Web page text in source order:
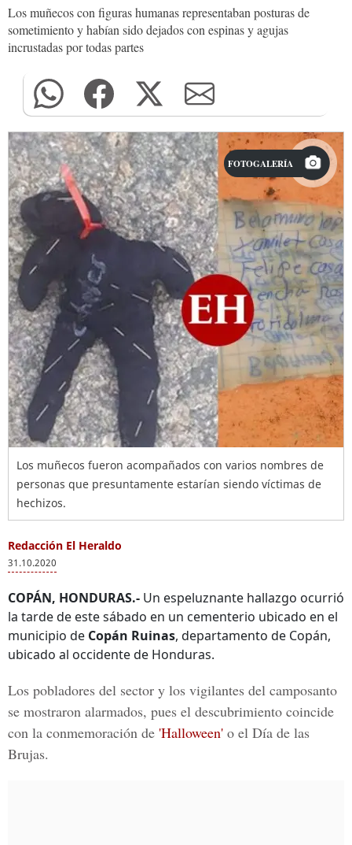
Los muñecos con figuras humanas representaban posturas de
sometimiento y habían sido dejados con espinas y agujas
incrustadas por todas partes
FOTOGALERÍA
Los muñecos fueron acompañados con varios nombres de
personas que presuntamente estarían siendo víctimas de
hechizos.
Redacción El Heraldo
31.10.2020
COPÁN, HONDURAS.- Un espeluznante hallazgo ocurrió
la tarde de este sábado en un cementerio ubicado en el
municipio de Copán Ruinas, departamento de Copán,
ubicado al occidente de Honduras.
Los pobladores del sector y los vigilantes del camposanto
se mostraron alarmados, pues el descubrimiento coincide
con la conmemoración de 'Halloween' o el Día de las
Brujas.